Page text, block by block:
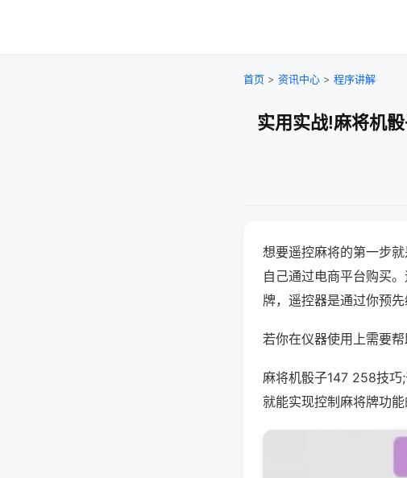
首页 > 资讯中心 > 程序讲解
实用实战!麻将机
想要遥控麻将的第一步
自己通过电商平台购买
牌，遥控器是通过你预先
若你在仪器使用上需要
麻将机骰子147 258技巧
就能实现控制麻将牌功能